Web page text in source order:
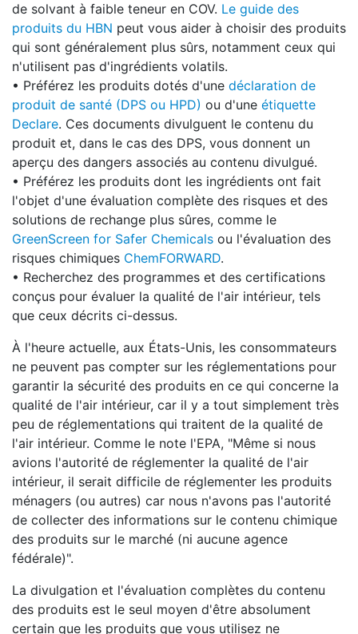
de solvant à faible teneur en COV. Le guide des
produits du HBN peut vous aider à choisir des produits
qui sont généralement plus sûrs, notamment ceux qui
n'utilisent pas d'ingrédients volatils.
• Préférez les produits dotés d'une déclaration de
produit de santé (DPS ou HPD) ou d'une étiquette
Declare. Ces documents divulguent le contenu du
produit et, dans le cas des DPS, vous donnent un
aperçu des dangers associés au contenu divulgué.
• Préférez les produits dont les ingrédients ont fait
l'objet d'une évaluation complète des risques et des
solutions de rechange plus sûres, comme le
GreenScreen for Safer Chemicals ou l'évaluation des
risques chimiques ChemFORWARD.
• Recherchez des programmes et des certifications
conçus pour évaluer la qualité de l'air intérieur, tels
que ceux décrits ci-dessus.
À l'heure actuelle, aux États-Unis, les consommateurs
ne peuvent pas compter sur les réglementations pour
garantir la sécurité des produits en ce qui concerne la
qualité de l'air intérieur, car il y a tout simplement très
peu de réglementations qui traitent de la qualité de
l'air intérieur. Comme le note l'EPA, "Même si nous
avions l'autorité de réglementer la qualité de l'air
intérieur, il serait difficile de réglementer les produits
ménagers (ou autres) car nous n'avons pas l'autorité
de collecter des informations sur le contenu chimique
des produits sur le marché (ni aucune agence
fédérale)".
La divulgation et l'évaluation complètes du contenu
des produits est le seul moyen d'être absolument
certain que les produits que vous utilisez ne